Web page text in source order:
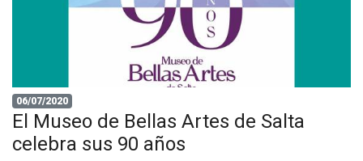
06/07/2020
El Museo de Bellas Artes de Salta
celebra sus 90 años